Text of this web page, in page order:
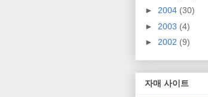
► 2004 (30)
► 2003 (4)
► 2002 (9)
자매 사이트